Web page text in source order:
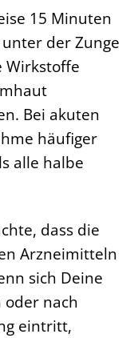
15 Minuten
der Zunge
Wirkstoffe
Bei akuten
häufiger
alle halbe
dass die
Arzneimitteln
sich Deine
oder nach
eintritt,